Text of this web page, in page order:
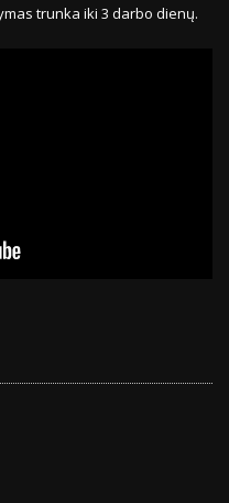
trunka iki 3 darbo dienų.